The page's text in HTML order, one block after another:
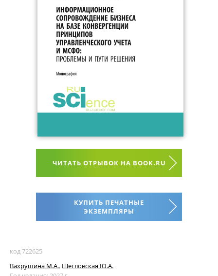
ЧИТАТЬ ОТРЫВОК НА BOOK.RU
КУПИТЬ ПЕЧАТНЫЕ
ЭКЗЕМПЛЯРЫ
код 722625
Вахрушина М.А., Щегловская Ю.А.